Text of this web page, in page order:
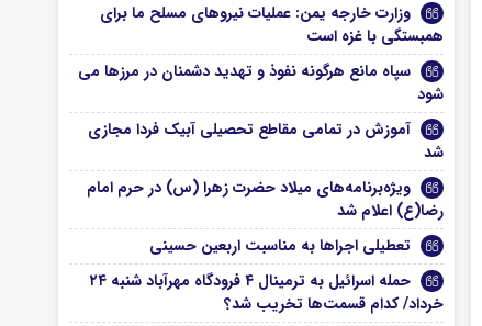
وزارت خارجه یمن: عملیات نیروهای مسلح ما برای
همبستگی با غزه است
سپاه مانع هرگونه نفوذ و تهدید دشمنان در مرزها می
شود
آموزش در تمامی مقاطع تحصیلی آبیک فردا مجازی
شد
ویژه‌برنامه‌های میلاد حضرت زهرا (س) در حرم امام
رضا(ع) اعلام شد
تعطیلی اجراها به مناسبت اربعین حسینی
حمله اسرائیل به ترمینال ۴ فرودگاه مهرآباد شنبه ۲۴
خرداد/ کدام قسمت‌ها تخریب شد؟